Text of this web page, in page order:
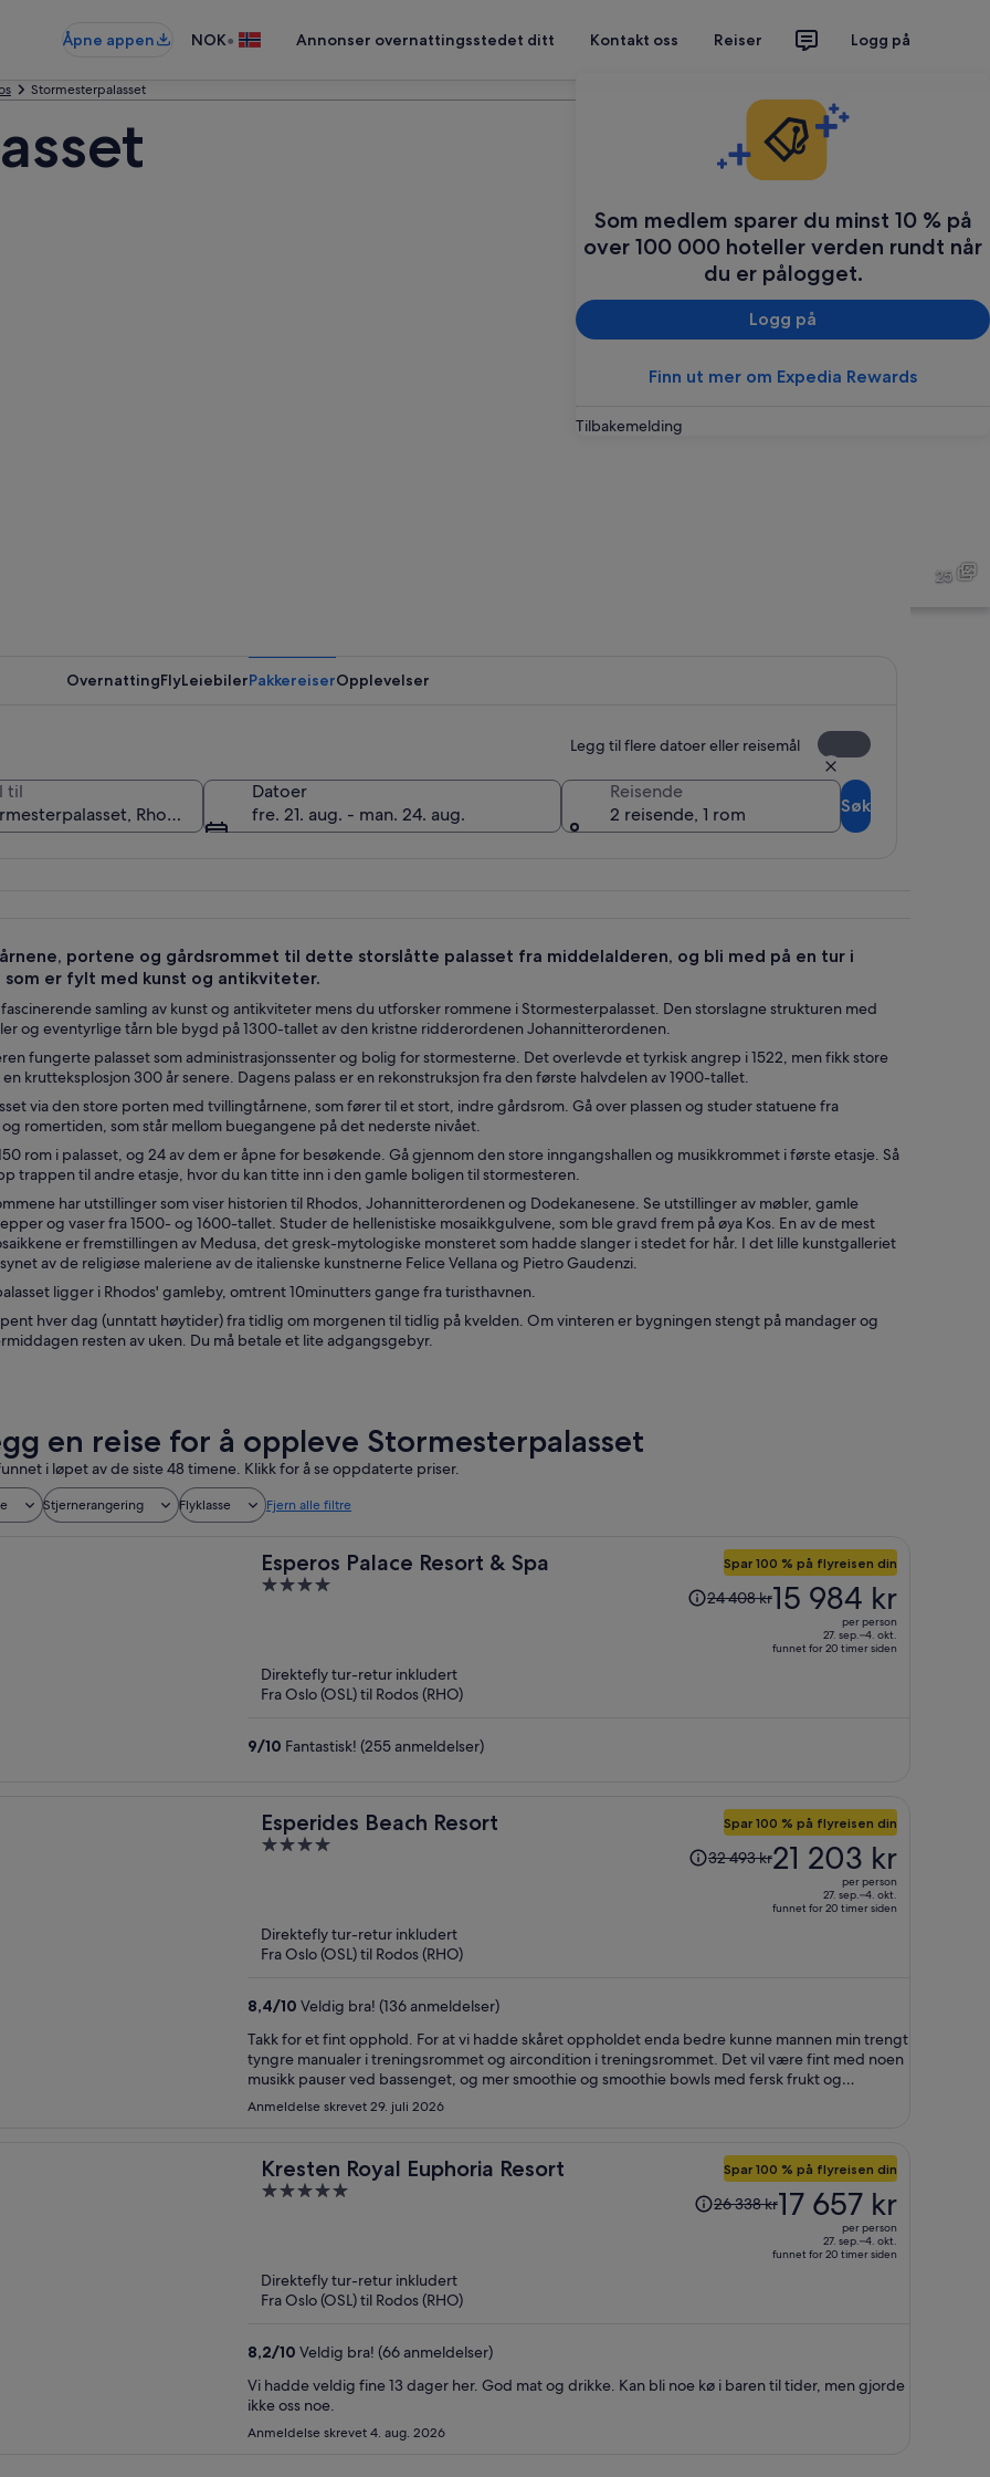
Åpne appen NOK• Annonser overnattingsstedet ditt Kontakt oss Reiser Logg på
Som medlem sparer du minst 10 % på
over 100 000 hoteller verden rundt når
du er pålogget.
Logg på
Finn ut mer om Expedia Rewards
Tilbakemelding
Stormesterpalasset
25
OvernattingFlyLeiebilerPakkereiserOpplevelser
Legg til flere datoer eller reisemål
til
Datoer
fre. 21. aug. - man. 24. aug.
Reisende
2 reisende, 1 rom
Søk
portene og gårdsrommet til dette storslåtte palasset fra middelalderen, og bli med på en tur i
som er fylt med kunst og antikviteter.
samling av kunst og antikviteter mens du utforsker rommene i Stormesterpalasset. Den storslagne strukturen med
og eventyrlige tårn ble bygd på 1300-tallet av den kristne ridderordenen Johannitterordenen.
fungerte palasset som administrasjonssenter og bolig for stormesterne. Det overlevde et tyrkisk angrep i 1522, men fikk store
krutteksplosjon 300 år senere. Dagens palass er en rekonstruksjon fra den første halvdelen av 1900-tallet.
via den store porten med tvillingtårnene, som fører til et stort, indre gårdsrom. Gå over plassen og studer statuene fra
romertiden, som står mellom buegangene på det nederste nivået.
rom i palasset, og 24 av dem er åpne for besøkende. Gå gjennom den store inngangshallen og musikkrommet i første etasje. Så
trappen til andre etasje, hvor du kan titte inn i den gamle boligen til stormesteren.
har utstillinger som viser historien til Rhodos, Johannitterordenen og Dodekanesene. Se utstillinger av møbler, gamle
og vaser fra 1500- og 1600-tallet. Studer de hellenistiske mosaikkgulvene, som ble gravd frem på øya Kos. En av de mest
er fremstillingen av Medusa, det gresk-mytologiske monsteret som hadde slanger i stedet for hår. I det lille kunstgalleriet
av de religiøse maleriene av de italienske kunstnerne Felice Vellana og Pietro Gaudenzi.
ligger i Rhodos' gamleby, omtrent 10minutters gange fra turisthavnen.
hver dag (unntatt høytider) fra tidlig om morgenen til tidlig på kvelden. Om vinteren er bygningen stengt på mandager og
resten av uken. Du må betale et lite adgangsgebyr.
en reise for å oppleve Stormesterpalasset
i løpet av de siste 48 timene. Klikk for å se oppdaterte priser.
Stjernerangering Flyklasse Fjern alle filtre
Esperos Palace Resort & Spa
4
Spar 100 % på flyreisen din
Prisen
var24 408 kr15 984 kr
per person
27. sep.–4. okt.
funnet for 20 timer siden
Direktefly tur-retur inkludert
Fra Oslo (OSL) til Rodos (RHO)
9/10 Fantastisk! (255 anmeldelser)
Esperides Beach Resort
4
Spar 100 % på flyreisen din
Prisen
var
person
32 493 kr21 203 kr
per person
27. sep.–4. okt.
funnet for 20 timer siden
Direktefly tur-retur inkludert
Fra Oslo (OSL) til Rodos (RHO)
8,4/10 Veldig bra! (136 anmeldelser)
Takk for et fint opphold. For at vi hadde skåret oppholdet enda bedre kunne mannen min trengt
tyngre manualer i treningsrommet og aircondition i treningsrommet. Det vil være fint med noen
musikk pauser ved bassenget, og mer smoothie og smoothie bowls med fersk frukt og
grønnsaker/ sunne alternativer. Veldig godt utvalgs mat med flere spisesteder. Dårlig kultur for
håndklær som reserverer alle solstoler lenge før vi står opp. Kl 8 var det nesten alt opptatt.
Anmeldelse skrevet 29. juli 2026
Kresten Royal Euphoria Resort
5
Spar 100 % på flyreisen din
Prisen
var
person
26 338 kr17 657 kr
per person
27. sep.–4. okt.
funnet for 20 timer siden
Direktefly tur-retur inkludert
Fra Oslo (OSL) til Rodos (RHO)
8,2/10 Veldig bra! (66 anmeldelser)
Vi hadde veldig fine 13 dager her. God mat og drikke. Kan bli noe kø i baren til tider, men gjorde
ikke oss noe.
Anmeldelse skrevet 4. aug. 2026